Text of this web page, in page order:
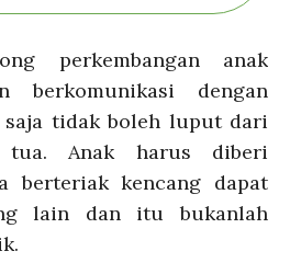
perkembangan anak
berkomunikasi dengan
tidak boleh luput dari
tua. Anak harus diberi
berteriak kencang dapat
lain dan itu bukanlah